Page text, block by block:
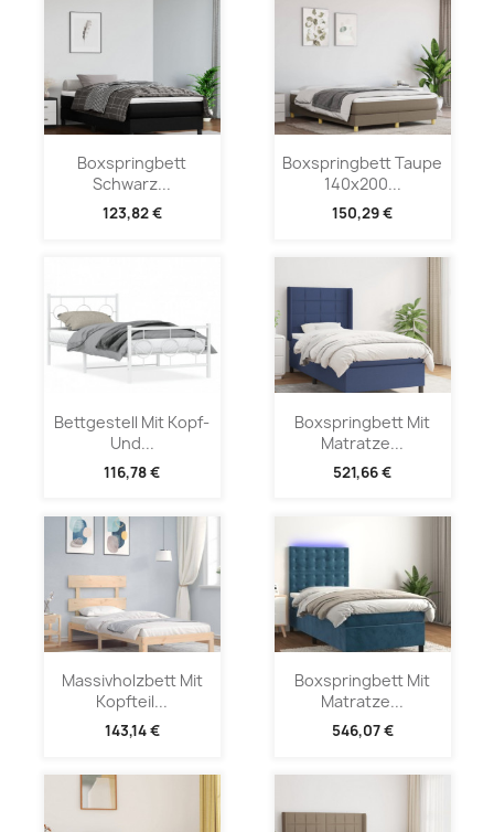
Boxspringbett
Schwarz...
123,82 €
Boxspringbett Taupe
140x200...
150,29 €
Bettgestell Mit Kopf-
Und...
116,78 €
Boxspringbett Mit
Matratze...
521,66 €
Massivholzbett Mit
Kopfteil...
143,14 €
Boxspringbett Mit
Matratze...
546,07 €